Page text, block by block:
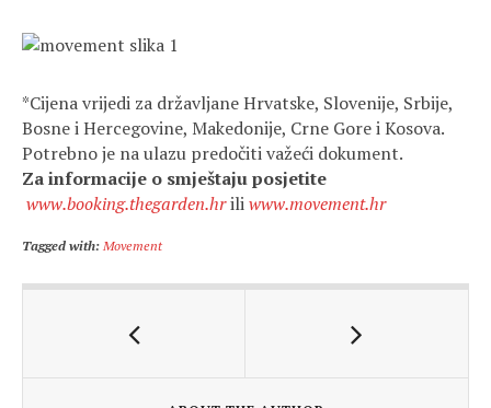
*Cijena vrijedi za državljane Hrvatske, Slovenije, Srbije,
Bosne i Hercegovine, Makedonije, Crne Gore i Kosova.
Potrebno je na ulazu predočiti važeći dokument.
Za informacije o smještaju posjetite
www.booking.thegarden.hriliwww.movement.hr
Tagged with: Movement